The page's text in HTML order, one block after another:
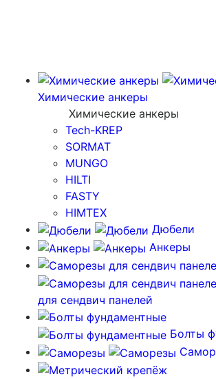
Химические анкеры
Химические анкеры
Tech-KREP
SORMAT
MUNGO
HILTI
FASTY
HIMTEX
Дюбели
Анкеры
для сендвич панелей
Болты